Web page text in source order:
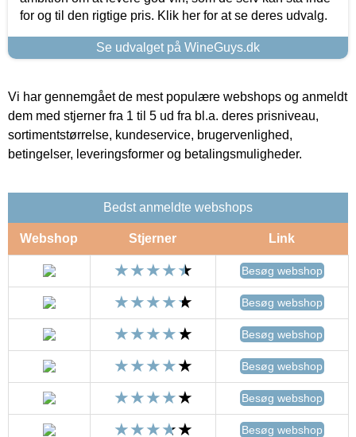
for og til den rigtige pris. Klik her for at se deres udvalg.
Se udvalget på WineGuys.dk
Vi har gennemgået de mest populære webshops og anmeldt
dem med stjerner fra 1 til 5 ud fra bl.a. deres prisniveau,
sortimentstørrelse, kundeservice, brugervenlighed,
betingelser, leveringsformer og betalingsmuligheder.
Bedst anmeldte webshops
Webshop Stjerner Link
Besøg webshop
Besøg webshop
Besøg webshop
Besøg webshop
Besøg webshop
Besøg webshop